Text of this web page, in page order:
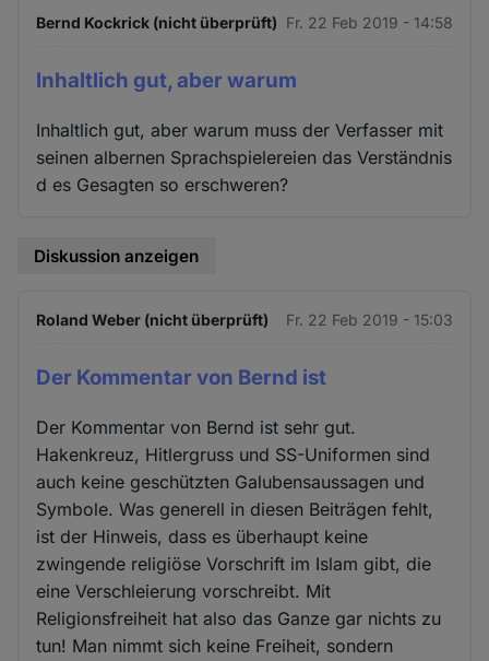
Bernd Kockrick (nicht überprüft) Fr. 22 Feb 2019 - 14:58
Inhaltlich gut, aber warum
Inhaltlich gut, aber warum muss der Verfasser mit
seinen albernen Sprachspielereien das Verständnis
d es Gesagten so erschweren?
Diskussion anzeigen
Roland Weber (nicht überprüft) Fr. 22 Feb 2019 - 15:03
Der Kommentar von Bernd ist
Der Kommentar von Bernd ist sehr gut.
Hakenkreuz, Hitlergruss und SS-Uniformen sind
auch keine geschützten Galubensaussagen und
Symbole. Was generell in diesen Beiträgen fehlt,
ist der Hinweis, dass es überhaupt keine
zwingende religiöse Vorschrift im Islam gibt, die
eine Verschleierung vorschreibt. Mit
Religionsfreiheit hat also das Ganze gar nichts zu
tun! Man nimmt sich keine Freiheit, sondern